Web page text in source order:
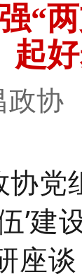
“
起
政
协党
’
座